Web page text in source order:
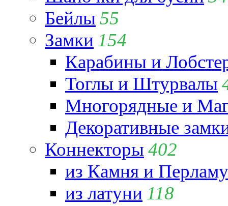
Бейлы 55
Замки 154
Карабины и
Тоглы и Штурвалы
Многорядные и
Декоративные
Коннекторы 402
из Камня и
из латуни 118